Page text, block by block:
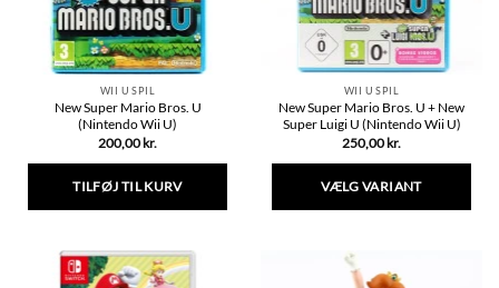
varesiden
WII U SPIL
New Super Mario Bros. U
(Nintendo Wii U)
200,00 kr.
TILFØJ TIL KURV
WII U SPIL
New Super Mario Bros. U + New
Super Luigi U (Nintendo Wii U)
250,00 kr.
VÆLG VARIANT
flere